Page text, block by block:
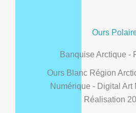
Ours
Banquise Arctique -
Ours Blanc Région
Numérique - Digital Art
Réalisation